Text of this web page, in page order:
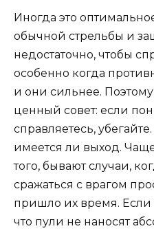
Иногда это
обычной стрельбы и
недостаточно, чтобы
особенно когда
и они сильнее.
ценный совет: если
справляетесь,
имеется ли выход.
того, бывают случаи,
сражаться с врагом
пришло их время. Если
что пули не наносят